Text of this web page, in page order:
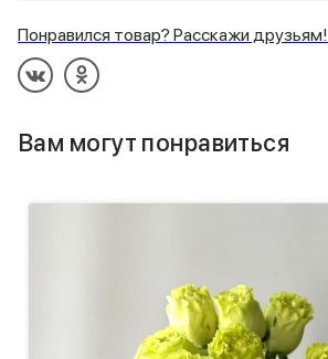
Понравился товар? Расскажи друзьям!
Вам могут понравиться